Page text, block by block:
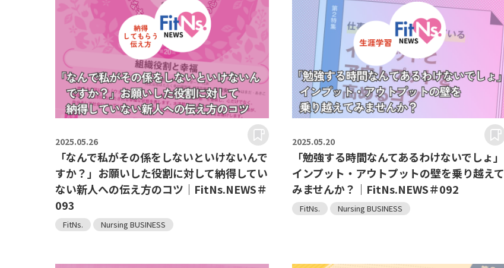
2025.05.26
「なんで私がその係をしないといけないんで
すか？」お願いした役割に対して納得してい
ない新人への伝え方のコツ｜FitNs.NEWS＃
093
FitNs. Nursing BUSINESS
2025.05.20
「勉強する時間なんてあるわけないでしょ」
インプット・アウトプットの壁を乗り越えて
みませんか？｜FitNs.NEWS＃092
FitNs. Nursing BUSINESS